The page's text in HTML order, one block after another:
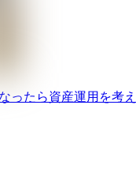
ったら資産運用を考